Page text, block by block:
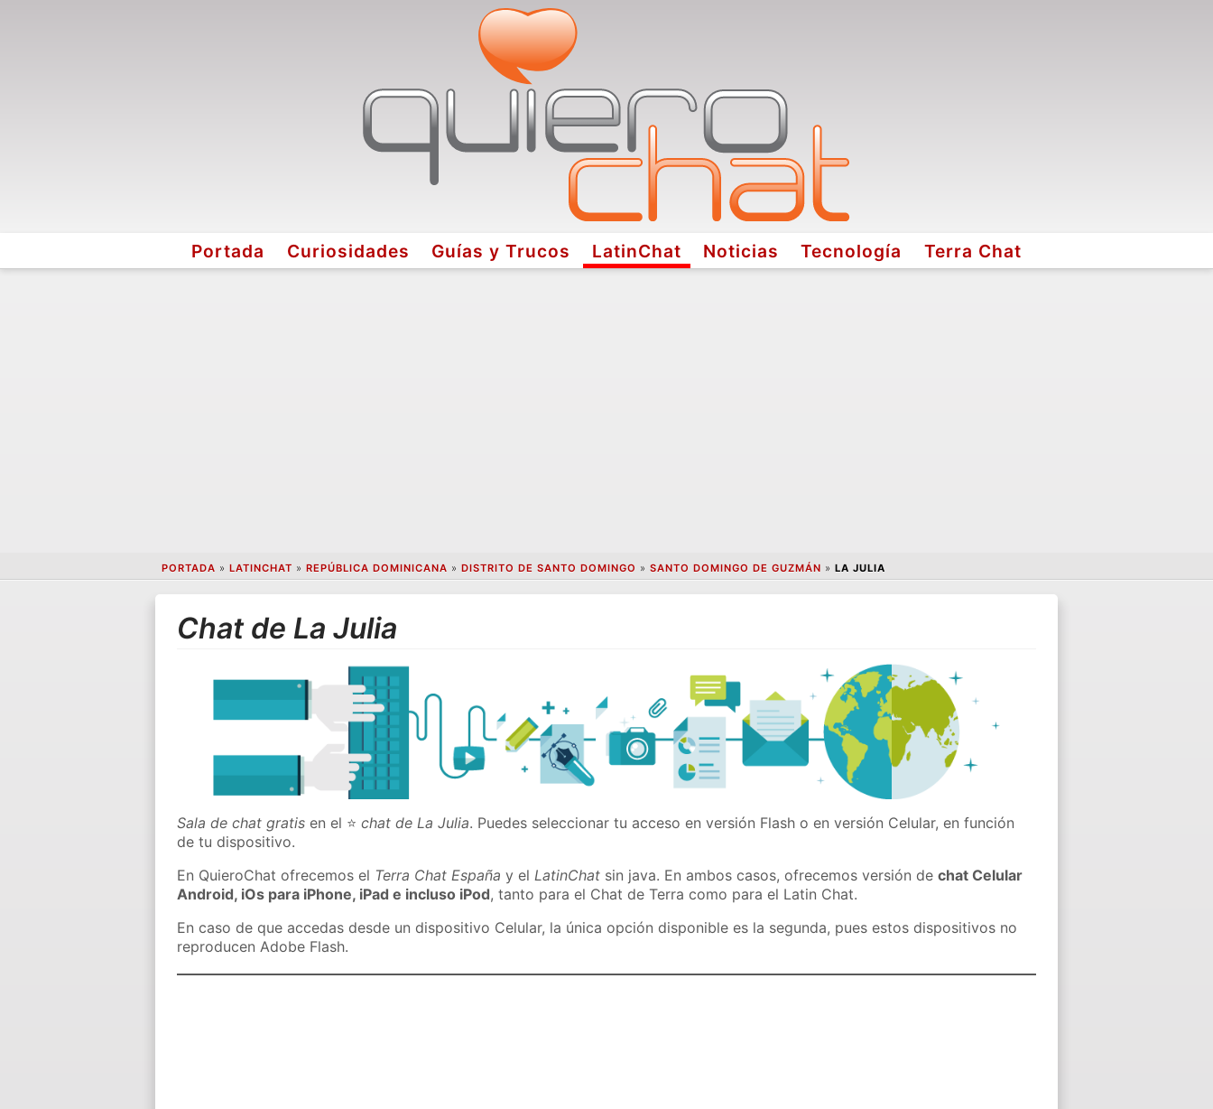
Portada Curiosidades Guías y Trucos LatinChat Noticias Tecnología Terra Chat
PORTADA » LATINCHAT » REPÚBLICA DOMINICANA » DISTRITO DE SANTO DOMINGO » SANTO DOMINGO DE GUZMÁN » LA JULIA
Chat de La Julia
Sala de chat gratis en el ⭐chat de La Julia. Puedes seleccionar tu acceso en versión Flash o en versión Celular, en función
de tu dispositivo.
En QuieroChat ofrecemos el Terra Chat España y elLatinChat sin java. En ambos casos, ofrecemos versión dechat Celular
Android, iOs para iPhone, iPad e incluso iPod, tanto para el Chat de Terra como para el Latin Chat.
En caso de que accedas desde un dispositivo Celular, la única opción disponible es la segunda, pues estos dispositivos no
reproducen Adobe Flash.